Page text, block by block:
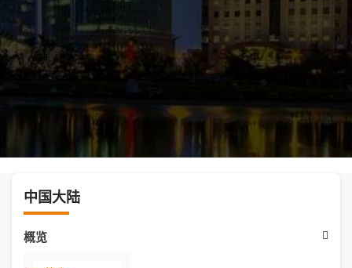
中国大陆
概览